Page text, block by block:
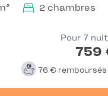
2 chambres
Pour 7
759
76 € remboursés